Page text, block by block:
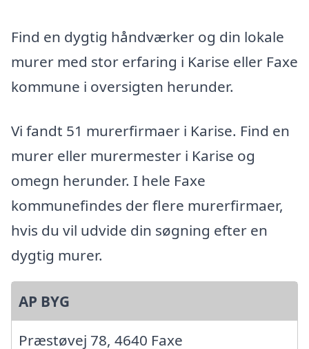
Find en dygtig håndværker og din lokale
murer med stor erfaring i Karise eller Faxe
kommune i oversigten herunder.
Vi fandt 51 murerfirmaer i Karise. Find en
murer eller murermester i Karise og
omegn herunder. I hele Faxe
kommunefindes der flere murerfirmaer,
hvis du vil udvide din søgning efter en
dygtig murer.
AP BYG
Præstøvej 78, 4640 Faxe